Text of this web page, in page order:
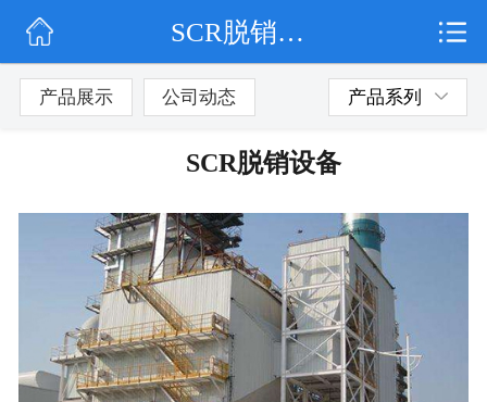
公司简介
联系我们
SCR脱销设备
产品展示 公司动态 产品系列
SCR脱销设备